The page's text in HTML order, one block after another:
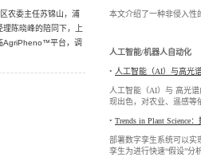
农委主任苏锦山，浦
陈晓峰的陪同下，上
AgriPheno™平台，调
本文介绍了一种非侵入性
人工智能/机器人自动化
• 人工智能（AI）与高光
人工智能（AI）与 高光
现出色，对农业、遥感等
• Trends in Plant Science
部署数字孪生系统可以实
孪生为进行快速“假设”分